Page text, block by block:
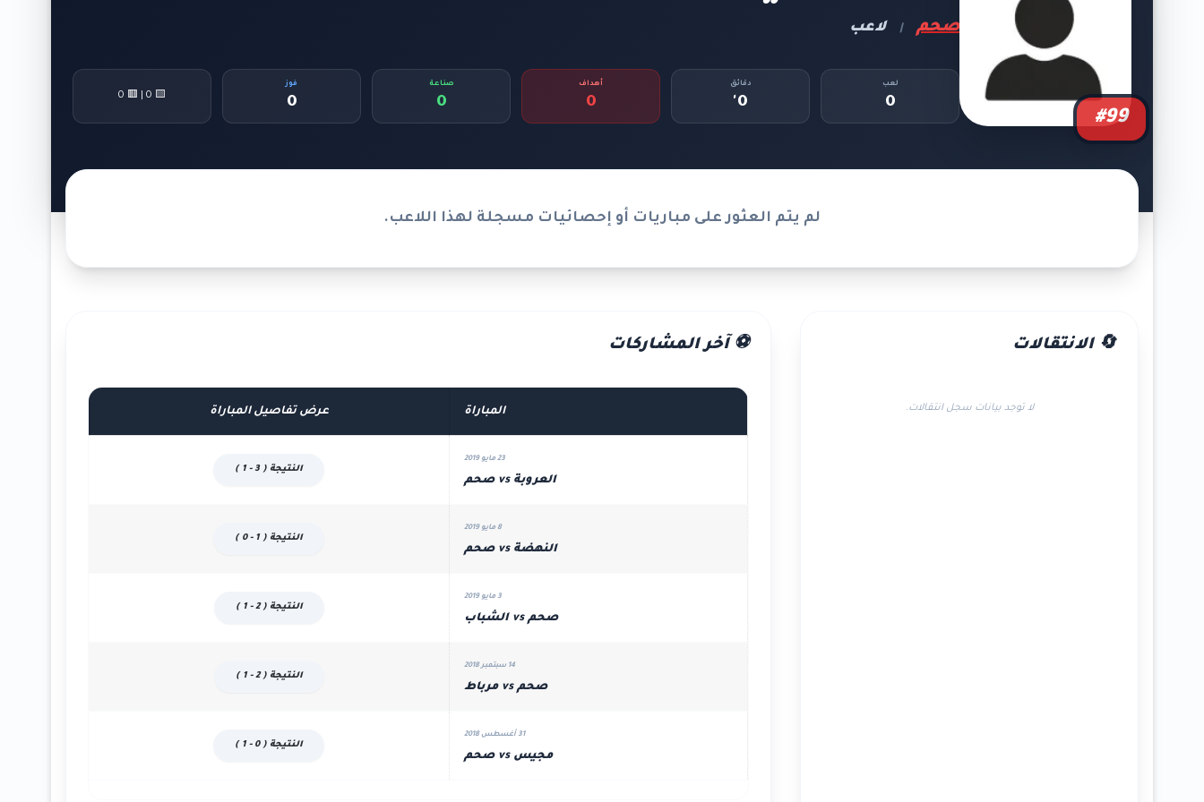
#99
صحم | لاعب
لعب
0
دقائق
0'
أهداف
0
صناعة
0
فوز
0
🟨 0 | 🟥 0
لم يتم العثور على مباريات أو إحصائيات مسجلة لهذا اللاعب.
🔄 الانتقالات
لا توجد بيانات سجل انتقالات.
⚽ آخر المشاركات
المباراة عرض تفاصيل المباراة
23 مايو 2019
العروبة vs صحم
النتيجة ( 3 - 1 )
8 مايو 2019
النهضة vs صحم
النتيجة ( 1 - 0 )
3 مايو 2019
صحم vs الشباب
النتيجة ( 2 - 1 )
14 سبتمبر 2018
صحم vs مرباط
النتيجة ( 2 - 1 )
31 أغسطس 2018
مجيس vs صحم
النتيجة ( 0 - 1 )